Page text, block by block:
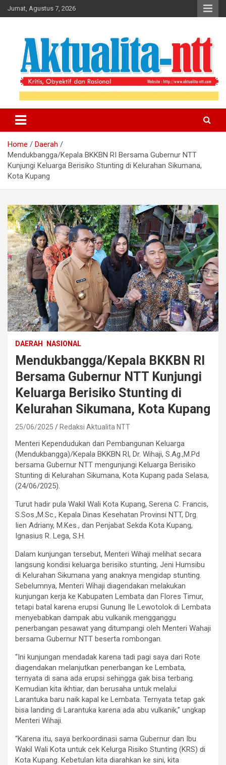
Skip
to
Jumat, Agustus 7, 2026
Aktualita-NTT
Home
Daerah
Mendukbangga/Kepala BKKBN RI Bersama Gubernur NTT
Kunjungi Keluarga Berisiko Stunting di Kelurahan Sikumana,
Kota Kupang
DAERAH NASIONAL
Mendukbangga/Kepala BKKBN RI
Bersama Gubernur NTT Kunjungi
Keluarga Berisiko Stunting di
Kelurahan Sikumana, Kota Kupang
25/06/2025 Redaksi Aktualita NTT
Menteri Kependudukan dan Pembangunan Keluarga
(Mendukbangga)/Kepala BKKBN RI, Dr. Wihaji, S.Ag.,M.Pd
bersama Gubernur NTT mengunjungi Keluarga Berisiko
Stunting di Kelurahan Sikumana, Kota Kupang pada Selasa,
(24/06/2025).
Turut hadir pula Wakil Wali Kota Kupang, Serena C. Francis,
S.Sos.,M.Sc., Kepala Dinas Kesehatan Provinsi NTT, Drg.
Iien Adriany, M.Kes., dan Penjabat Sekda Kota Kupang,
Ignasius R. Lega, S.H.
Dalam kunjungan tersebut, Menteri Wihaji melihat secara
langsung kondisi keluarga berisiko stunting, Jeni Humsibu
di Kelurahan Sikumana yang anaknya mengidap stunting.
Sebelumnya, Menteri Wihaji diagendakan melakukan
kunjungan kerja ke Kabupaten Lembata dan Flores Timur,
tetapi batal karena erupsi Gunung Ile Lewotolok di Lembata
menyebabkan dampak abu vulkanik mengganggu
penerbangan pesawat yang ditumpangi oleh Menteri Wahaji
bersama Gubernur NTT beserta rombongan.
“Ini kunjungan mendadak karena tadi pagi saya dari Rote
diagendakan melanjutkan penerbangan ke Lembata,
ternyata di sana ada erupsi sehingga gak bisa terbang.
Kemudian kita ikhtiar, dan berusaha untuk melalui
Larantuka baru naik kapal ke Lembata. Ternyata tetap gak
bisa landing di Larantuka karena ada abu vulkanik,” ungkap
Menteri Wihaji.
“Karena itu, saya berkoordinasi sama Gubernur dan Ibu
Wakil Wali Kota untuk cek Kelurga Risiko Stunting (KRS) di
Kota Kupang. Kebetulan kita diarahkan ke sini, kita